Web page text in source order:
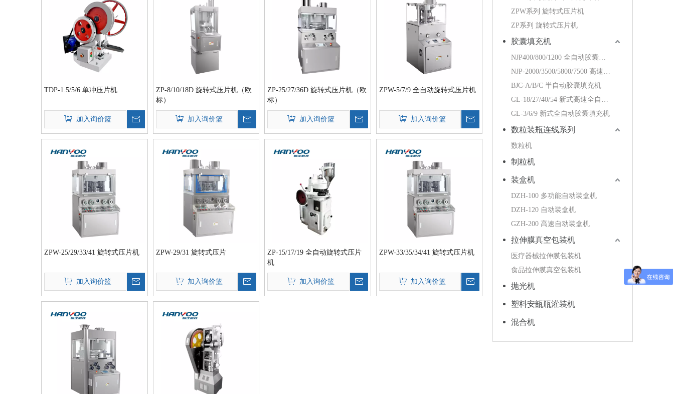
TDP-1.5/5/6 单冲压片机
加入询价篮
ZP-8/10/18D 旋转式压片机（欧
标）
加入询价篮
ZP-25/27/36D 旋转式压片机（欧
标）
加入询价篮
ZPW-5/7/9 全自动旋转式压片机
加入询价篮
ZPW-25/29/33/41 旋转式压片机
加入询价篮
ZPW-29/31 旋转式压片
加入询价篮
ZP-15/17/19 全自动旋转式压片
机
加入询价篮
ZPW-33/35/34/41 旋转式压片机
加入询价篮
ZPW系列 旋转式压片机
ZP系列 旋转式压片机
胶囊填充机
BJC-A/B/C 半自动胶囊填充机
GL-3/6/9 新式全自动胶囊填充机
数粒装瓶连线系列
数粒机
制粒机
装盒机
DZH-100 多功能自动装盒机
DZH-120 自动装盒机
GZH-200 高速自动装盒机
拉伸膜真空包装机
医疗器械拉伸膜包装机
食品拉伸膜真空包装机
抛光机
塑料安瓿瓶灌装机
混合机